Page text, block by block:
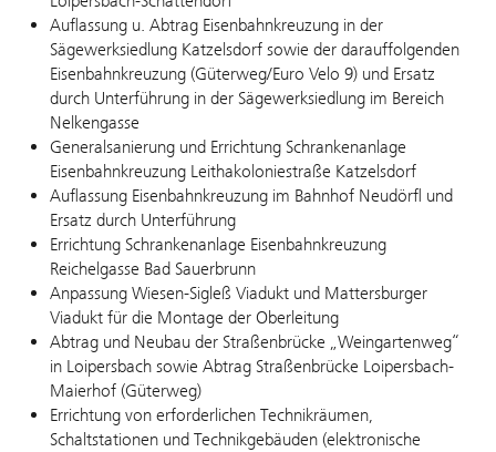
Auflassung u. Abtrag Eisenbahnkreuzung in der
Sägewerksiedlung Katzelsdorf sowie der darauffolgenden
Eisenbahnkreuzung (Güterweg/Euro Velo 9) und Ersatz
durch Unterführung in der Sägewerksiedlung im Bereich
Nelkengasse
Generalsanierung und Errichtung Schrankenanlage
Eisenbahnkreuzung Leithakoloniestraße Katzelsdorf
Auflassung Eisenbahnkreuzung im Bahnhof Neudörfl und
Ersatz durch Unterführung
Errichtung Schrankenanlage Eisenbahnkreuzung
Reichelgasse Bad Sauerbrunn
Anpassung Wiesen-Sigleß Viadukt und Mattersburger
Viadukt für die Montage der Oberleitung
Abtrag und Neubau der Straßenbrücke „Weingartenweg“
in Loipersbach sowie Abtrag Straßenbrücke Loipersbach-
Maierhof (Güterweg)
Errichtung von erforderlichen Technikräumen,
Schaltstationen und Technikgebäuden (elektronische